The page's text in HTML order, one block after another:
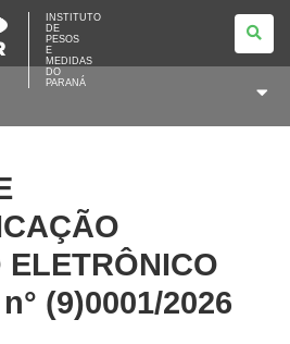
INSTITUTO
DE
PESOS
E
MEDIDAS
DO
PARANÁ
ELETRÔNICO
(9)0001/2026